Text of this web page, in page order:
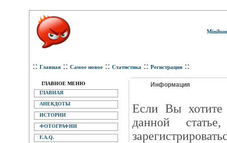
:: Главная :: Самое новое :: Статистика :: Регистрация ::
ГЛАВНОЕ МЕНЮ
ГЛАВНАЯ
АНЕКДОТЫ
ИСТОРИИ
ФОТОГРАФИИ
F.A.Q.
Информация
Eсли Вы хотите
данной